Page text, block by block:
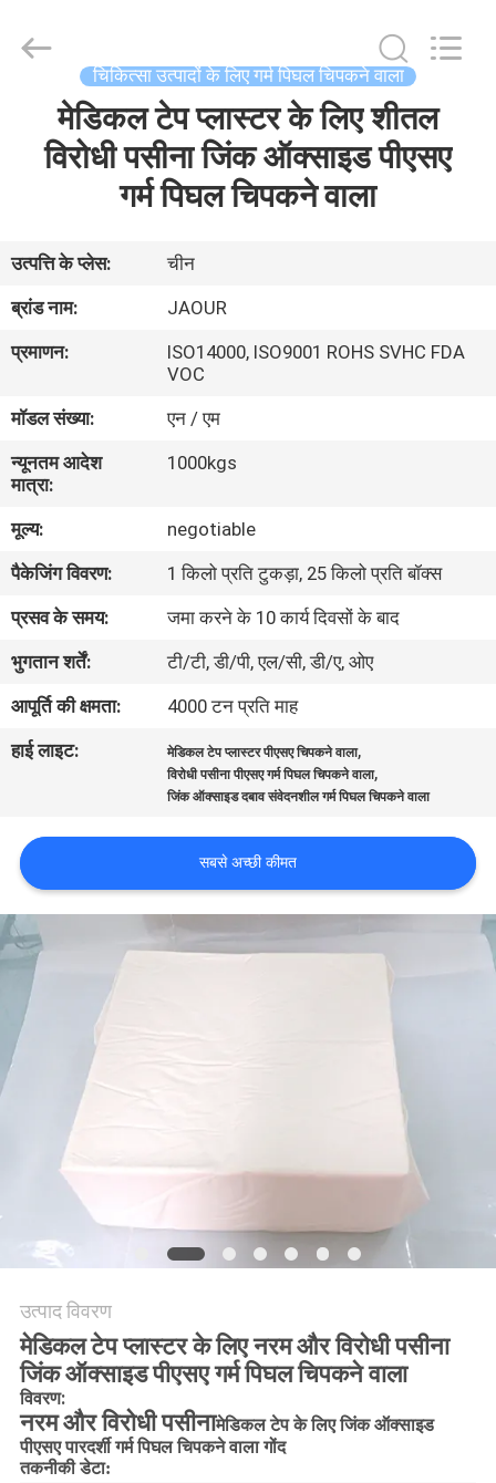
हमारे
बारे
में
कारखाना
दौरा
गुणवत्ता
नियंत्रण
हमसे
संपर्क
करें
मामले
एक
उद्धरण
का
अनुरोध
साइटमैप
गोपनीयता
नीति
Adhesive
Products
चिकित्सा उत्पादों के लिए गर्म पिघल चिपकने वाला
मेडिकल टेप प्लास्टर के लिए शीतल
विरोधी पसीना जिंक ऑक्साइड पीएसए
गर्म पिघल चिपकने वाला
उत्पत्ति के प्लेस:
चीन
ब्रांड नाम:
JAOUR
प्रमाणन:
ISO14000, ISO9001 ROHS SVHC FDA
VOC
मॉडल संख्या:
एन / एम
न्यूनतम आदेश
मात्रा:
1000kgs
मूल्य:
negotiable
पैकेजिंग विवरण:
1 किलो प्रति टुकड़ा, 25 किलो प्रति बॉक्स
प्रसव के समय:
जमा करने के 10 कार्य दिवसों के बाद
भुगतान शर्तें:
टी/टी, डी/पी, एल/सी, डी/ए, ओए
आपूर्ति की क्षमता:
4000 टन प्रति माह
हाई लाइट:
मेडिकल टेप प्लास्टर पीएसए चिपकने वाला,
विरोधी पसीना पीएसए गर्म पिघल चिपकने वाला,
जिंक ऑक्साइड दबाव संवेदनशील गर्म पिघल चिपकने वाला
सबसे अच्छी कीमत
उत्पाद विवरण
मेडिकल टेप प्लास्टर के लिए नरम और विरोधी पसीना
जिंक ऑक्साइड पीएसए गर्म पिघल चिपकने वाला
विवरण:
नरम और विरोधी पसीनामेडिकल टेप के लिए जिंक ऑक्साइड
पीएसए पारदर्शी गर्म पिघल चिपकने वाला गोंद
तकनीकी डेटा: